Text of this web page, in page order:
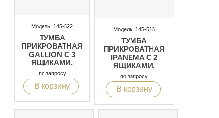
Модель: 145-522
ТУМБА
ПРИКРОВАТНАЯ
GALLION С 3
ЯЩИКАМИ,
ОТДЕЛКА:
СЕРЫЙ С
БЕЛОЙ
ПАТИНОЙ
по запросу
В корзину
Модель: 145-515
ТУМБА
ПРИКРОВАТНАЯ
IPANEMA С 2
ЯЩИКАМИ,
ОТДЕЛКА:
ЛАКИРОВАННЫЙ
МАТОВЫЙ
БЕЛЫЙ
по запросу
В корзину